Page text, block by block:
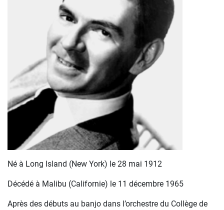
Né à Long Island (New York) le 28 mai 1912
Décédé à Malibu (Californie) le 11 décembre 1965
Après des débuts au banjo dans l’orchestre du Collège de